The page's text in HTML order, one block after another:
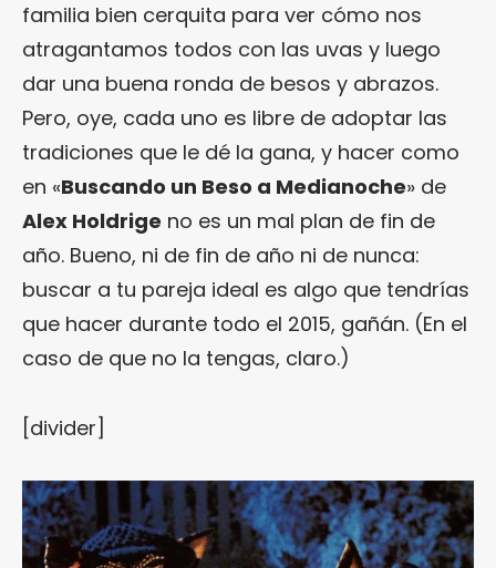
familia bien cerquita para ver cómo nos
atragantamos todos con las uvas y luego
dar una buena ronda de besos y abrazos.
Pero, oye, cada uno es libre de adoptar las
tradiciones que le dé la gana, y hacer como
en «Buscando un Beso a Medianoche» de
Alex Holdrige no es un mal plan de fin de
año. Bueno, ni de fin de año ni de nunca:
buscar a tu pareja ideal es algo que tendrías
que hacer durante todo el 2015, gañán. (En el
caso de que no la tengas, claro.)
[divider]